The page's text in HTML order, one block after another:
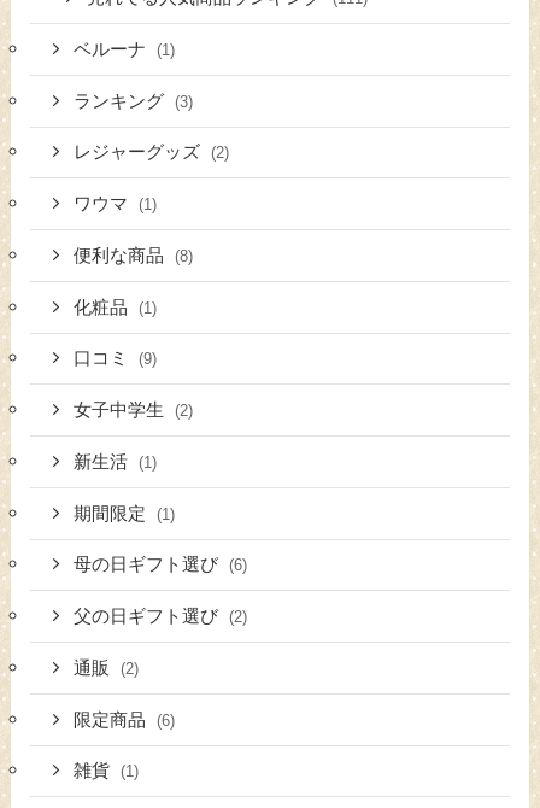
ベルーナ (1)
ランキング (3)
レジャーグッズ (2)
ワウマ (1)
便利な商品 (8)
化粧品 (1)
口コミ (9)
女子中学生 (2)
新生活 (1)
期間限定 (1)
母の日ギフト選び (6)
父の日ギフト選び (2)
通販 (2)
限定商品 (6)
雑貨 (1)